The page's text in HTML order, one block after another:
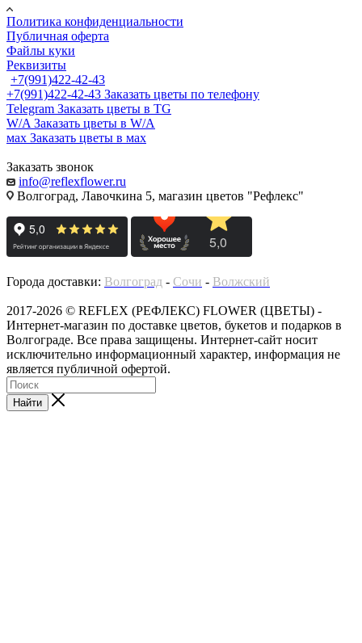
Политика конфиденциальности
Публичная оферта
Файлы куки
Реквизиты
+7(991)422-42-43
+7(991)422-42-43 Заказать цветы по телефону
Telegram Заказать цветы в TG
W/A Заказать цветы в W/A
мах Заказать цветы в мах
Заказать звонок
info@reflexflower.ru
Волгоград, Лавочкина 5, магазин цветов "Рефлекс"
Города доставки: Волгоград - Сочи - Волжский
2017-2026 © REFLEX (РЕФЛЕКС) FLOWER (ЦВЕТЫ) -
Интернет-магазин по доставке цветов, букетов и подарков в
Волгограде. Все права защищены. Интернет-сайт носит
исключительно информационный характер, информация не
является публичной офертой.
Найти